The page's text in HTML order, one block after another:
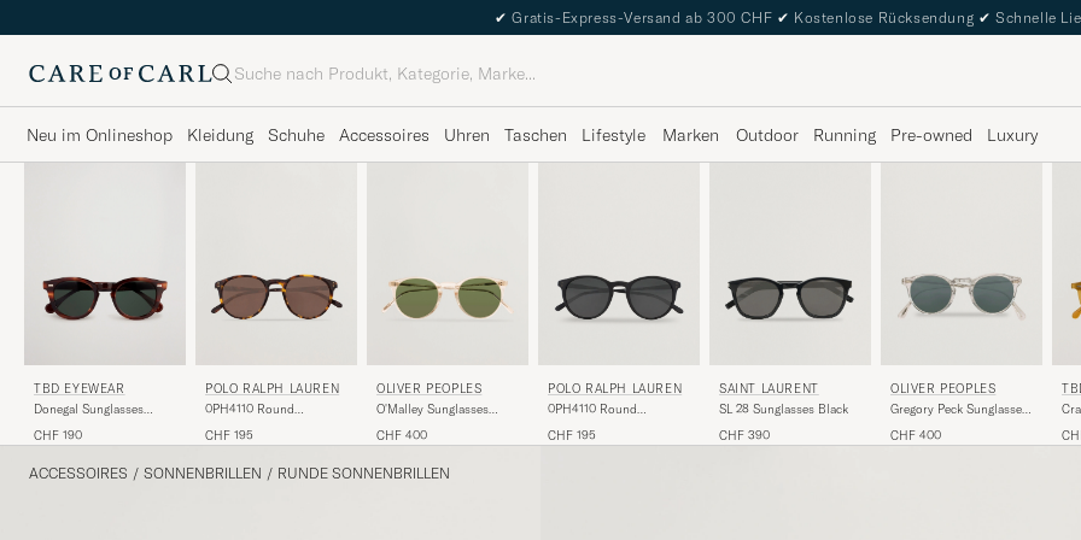
✔ Gratis-Express-Versand ab 300 CHF ✔ Kostenlose Rücksendung ✔ Schnelle
Suche
Neu im Onlineshop Kleidung Schuhe Accessoires Uhren Taschen Lifestyle Marken Outdoor Running Pre-owned Luxury
TBD EYEWEAR
Donegal Sunglasses
CHF 190
POLO RALPH LAUREN
0PH4110 Round
CHF 195
OLIVER PEOPLES
O'Malley Sunglasses
CHF 400
POLO RALPH LAUREN
0PH4110 Round
CHF 195
SAINT LAURENT
SL 28 Sunglasses Black
CHF 390
OLIVER PEOPLES
Gregory Peck Sunglasses
Photochromic
CHF 400
ACCESSOIRES / SONNENBRILLEN / RUNDE SONNENBRILLEN